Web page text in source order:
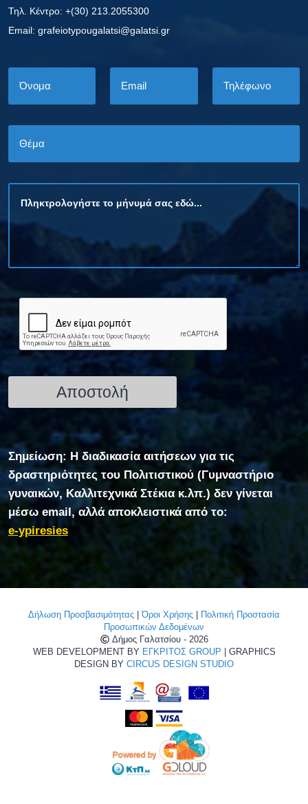
Τηλ. Κέντρο: +(30) 213.2055300
Εmail: grafeiotypougalatsi@galatsi.gr
Σημείωση: Η διαδικασία αιτήσεων για τις
δραστηριότητες του Πολιτιστικού (Γυμναστήριο
γυναικών, Καλλιτεχνικά Στέκια κ.λπ.) δεν γίνεται
μέσω email, αλλά αποκλειστικά από το:
e-ypiresies
Δήλωση Προσβασιμότητας |Όροι Χρήσης
Πολιτική Προστασία
Προσωπικών Δεδομένων
Δήμος Γαλατσίου - 2026
WEB DEVELOPMENT BY ΕΓΚΡΙΤΟΣ GROUP | GRAPHICS
DESIGN BY CIRCUS DESIGN STUDIO